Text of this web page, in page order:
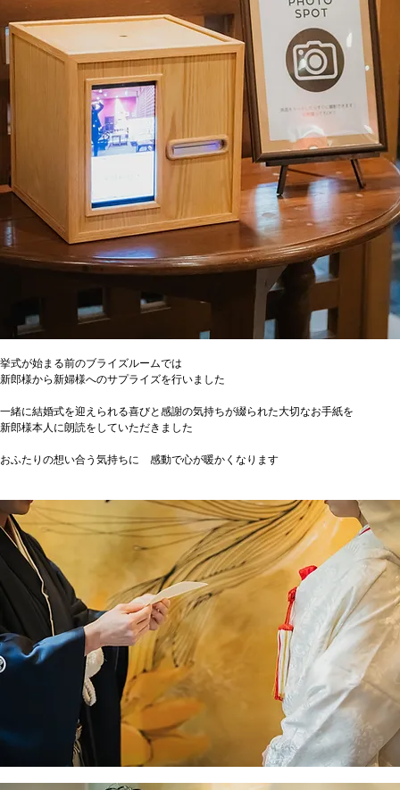
挙式が始まる前のブライズルームでは
新郎様から新婦様へのサプライズを行いました
一緒に結婚式を迎えられる喜びと感謝の気持ちが綴られた大切なお手紙を
新郎様本人に朗読をしていただきました
おふたりの想い合う気持ちに　感動で心が暖かくなります